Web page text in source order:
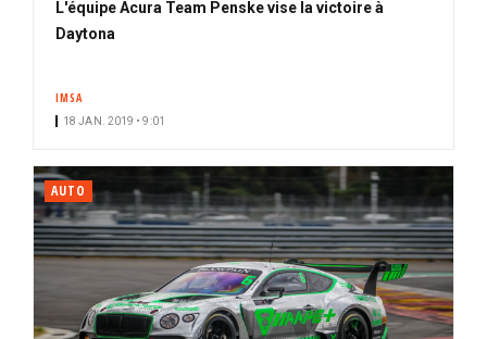
L'équipe Acura Team Penske vise la victoire à
Daytona
IMSA
18 JAN. 2019 • 9:01
AUTO